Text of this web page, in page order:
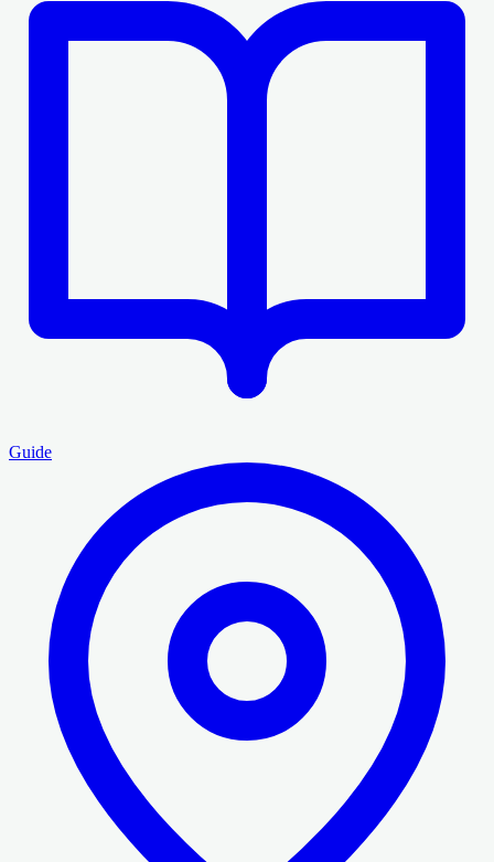
Guide